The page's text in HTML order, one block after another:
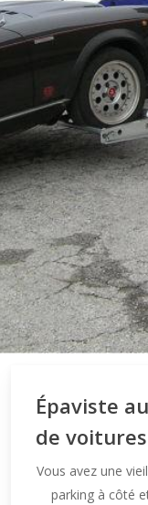
Épaviste
de
Vous avez une
parking à côté